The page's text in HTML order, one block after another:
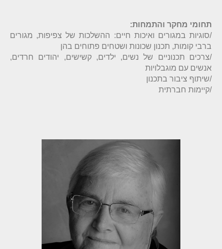
תחומי מחקר והתמחות:
/סוגיות במגורים ואיכות חיים: ההשלכות של צפיפות, מגורים
/צרכים תכנוניים של נשים, ילדים, קשישים, יהודים חרדים,
/קיימות חברתית